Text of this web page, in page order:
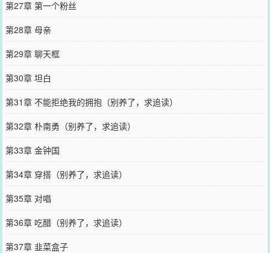
第27章 第一个粉丝
第28章 母亲
第29章 聊天框
第30章 坦白
第31章 不能拒绝我的拥抱（别养了，求追读）
第32章 朴南勇（别养了，求追读）
第33章 金钟国
第34章 穿搭（别养了，求追读）
第35章 对唱
第36章 吃醋（别养了，求追读）
第37章 韭菜盒子